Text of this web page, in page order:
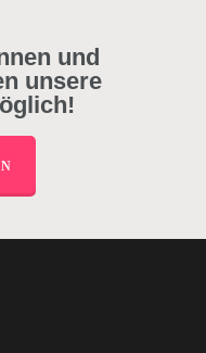
und
unsere